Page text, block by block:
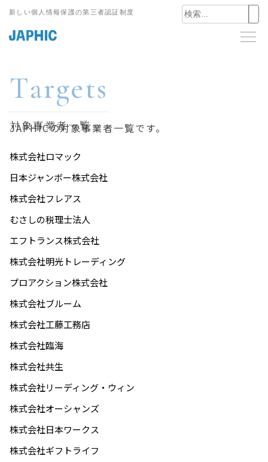
Skip
content
新しい個人情報保護の第三者認証制度
Targets
対象事業者一覧
JAPHICの対象事業者一覧です。